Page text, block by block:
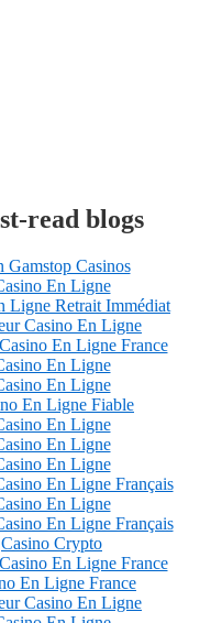
read blogs
Gamstop Casinos
En Ligne
Ligne Retrait Immédiat
Casino En Ligne
En Ligne France
En Ligne
En Ligne
En Ligne Fiable
En Ligne
En Ligne
En Ligne
En Ligne Français
En Ligne
En Ligne Français
Casino Crypto
En Ligne France
En Ligne France
Casino En Ligne